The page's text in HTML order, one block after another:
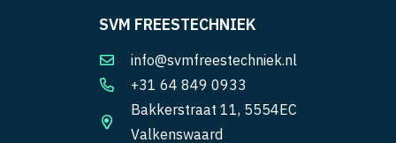
SVM FREESTECHNIEK
info@svmfreestechniek.nl
+31 64 849 0933
Bakkerstraat 11, 5554EC
Valkenswaard